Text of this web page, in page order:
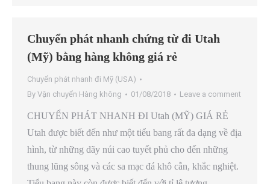
Chuyển phát nhanh chứng từ đi Utah
(Mỹ) bằng hàng không giá rẻ
Chuyển phát nhanh đi Mỹ (USA)
By Vận chuyển Hàng không 01/08/2018 Leave a comment
CHUYỂN PHÁT NHANH ĐI Utah (MỸ) GIÁ RẺ
Utah được biết đến như một tiểu bang rất đa dạng về địa
hình, từ những dãy núi cao tuyết phủ cho đến những
thung lũng sông và các sa mạc đá khô cằn, khắc nghiệt.